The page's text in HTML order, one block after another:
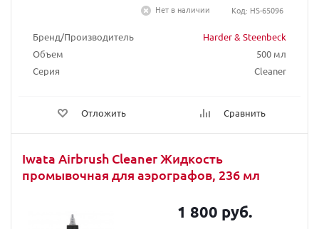
Бренд/Производитель
Harder & Steenbeck
Объем
500 мл
Серия
Cleaner
Отложить Сравнить
Нет в наличии
Код: HS-65096
Iwata Airbrush Cleaner Жидкость
промывочная для аэрографов, 236 мл
1 800 руб.